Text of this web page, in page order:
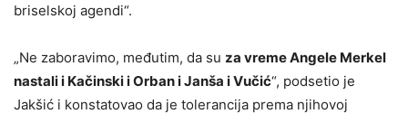
briselskoj agendi“.
„Ne zaboravimo, međutim, da su za vreme Angele Merkel
nastali i Kačinski i Orban i Janša i Vučić“, podsetio je
Jakšić i konstatovao da je tolerancija prema njihovoj